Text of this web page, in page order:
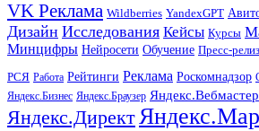
VK Реклама Wildberries YandexGPT
Дизайн Исследования Кейсы Курсы
Минцифры Нейросети Обучение Пресс-
РСЯ Работа Рейтинги Реклама Роскомнадзор
Яндекс.Бизнес Яндекс.Браузер Яндекс.Вебмастер
Яндекс.Директ